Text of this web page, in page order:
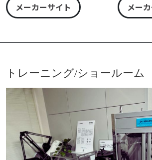
メーカーサイト
メー
トレーニング/ショールーム